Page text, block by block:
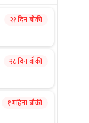
२१ दिन बाँकी
२८ दिन बाँकी
१ महिना बाँकी